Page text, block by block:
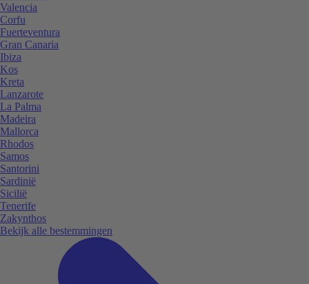
Valencia
Corfu
Fuerteventura
Gran Canaria
Ibiza
Kos
Kreta
Lanzarote
La Palma
Madeira
Mallorca
Rhodos
Samos
Santorini
Sardinië
Sicilië
Tenerife
Zakynthos
Bekijk alle bestemmingen